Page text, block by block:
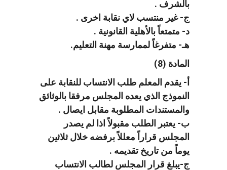
بالشرف .
ج- غير منتسب لاي نقابة اخرى .
د- متمتعاً بالأهلية القانونية .
هـ- متفرغاً لممارسة مهنة التعليم.
المادة (8)
أ- يقدم المعلم طلب الانتساب للنقابة على
النموذج الذي يعده المجلس مرفقا بالوثائق
والمستندات المطلوبة مقابل ايصال .
ب- يعتبر الطلب مقبولاً اذا لم يصدر
المجلس قراراً معللاً برفضه خلال ثلاثين
يوماً من تاريخ تقديمه .
ج-يبلغ قرار المجلس لطالب الانتساب